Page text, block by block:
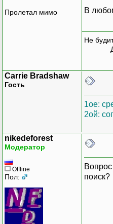
Пролетал мимо В
Не
Carrie Bradshaw
Гость
1ое:
2ой:
nikedeforest
Модератор
Offline
Пол:
поиск?